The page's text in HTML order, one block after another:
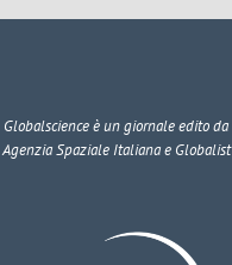
Globalscienceè un giornale edito da
Agenzia Spaziale Italiana e Globalist